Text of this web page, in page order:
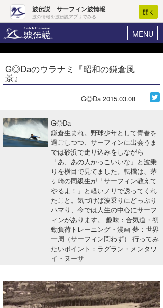
波伝説 サーフィン波情報
波の情報を波伝説アプリでみる
開く
MENU
ヘルプ マイホーム
ログイン
波情報･概況
WAVE HUNTER波予想ツール
サーフィンエリアガイド
会員メニュー
今月のプレゼント
G◎Daのウラナミ『昭和の鎌倉風
景』
G◎Da 2015.03.08
G◎Da
鎌倉生まれ。野球少年として青春を
過ごしつつ、サーフィンに出会うま
では砂浜で走り込みをしながら
「あ、あの人かっこいいな」と波乗
りを横目で見てました。転機は、茅
ヶ崎の同級生が「サーフィン教えて
やるよ！」と軽いノリで誘ってくれ
たこと。気づけば波乗りにどっぷり
ハマり、今では人生の中心にサーフ
ィンがあります。 趣味：合気道・初
動負荷トレーニング・漫画 夢：世界
一周（サーフィン問わず） 行ってみ
たいポイント：ラグラン・メンタワ
イ・ヌーサ
Core Surf Japan
アート＆エンタメ
ショップ情報
ショップ情報
千葉南
VOTE!